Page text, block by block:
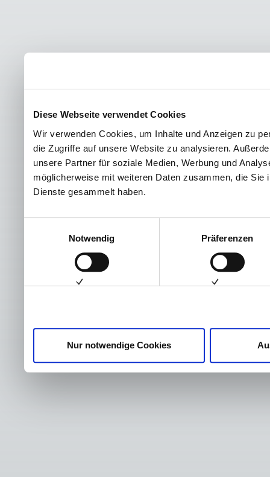
Diese Webseite verwendet Cookies
Wir verwenden Cookies, um Inhalte und Anzeigen zu
die Zugriffe auf unsere Website zu analysieren.
unsere Partner für soziale Medien, Werbung und
möglicherweise mit weiteren Daten zusammen, die
Dienste gesammelt haben.
Notwendig
Präferenzen
Nur notwendige Cookies